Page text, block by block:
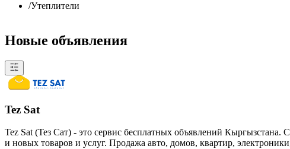
/Утеплители
Новые объявления
Tez Sat
Tez Sat (Тез Сат) - это сервис бесплатных объявлений Кыргызстана.
и новых товаров и услуг. Продажа авто, домов, квартир,